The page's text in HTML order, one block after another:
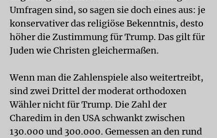
Umfragen sind, so sagen sie doch eines aus: je
konservativer das religiöse Bekenntnis, desto
höher die Zustimmung für Trump. Das gilt für
Juden wie Christen gleichermaßen.
Wenn man die Zahlenspiele also weitertreibt,
sind zwei Drittel der moderat orthodoxen
Wähler nicht für Trump. Die Zahl der
Charedim in den USA schwankt zwischen
130.000 und 300.000. Gemessen an den rund